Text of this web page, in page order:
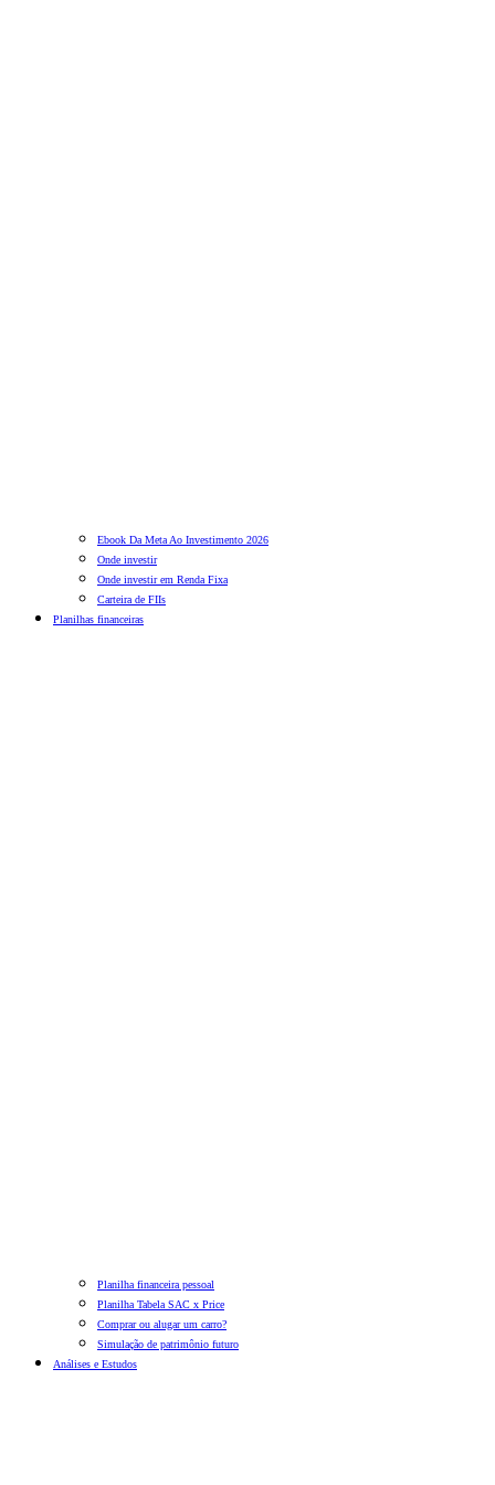
Ebook Da Meta Ao Investimento 2026
Onde investir
Onde investir em Renda Fixa
Carteira de FIIs
Planilhas financeiras
Planilha financeira pessoal
Planilha Tabela SAC x Price
Comprar ou alugar um carro?
Simulação de patrimônio futuro
Análises e Estudos